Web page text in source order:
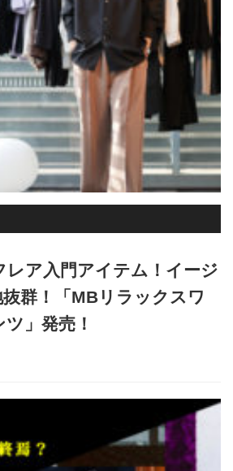
レア入門アイテム！イージ
群！「MBリラックスワ
」発売！